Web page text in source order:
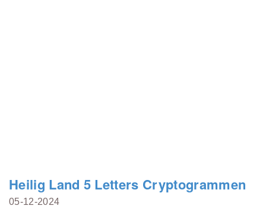
Heilig Land 5 Letters Cryptogrammen
05-12-2024